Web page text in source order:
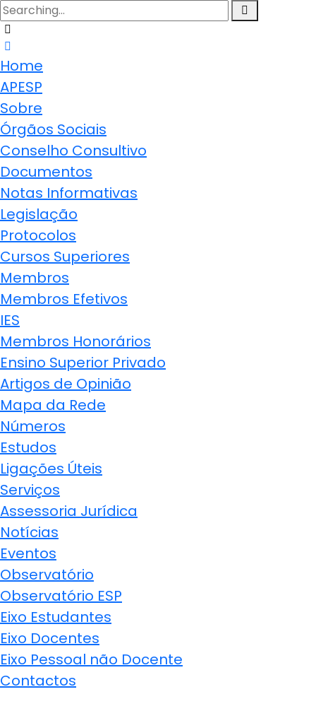
Home
APESP
Sobre
Órgãos Sociais
Conselho Consultivo
Documentos
Notas Informativas
Legislação
Protocolos
Cursos Superiores
Membros
Membros Efetivos
IES
Membros Honorários
Ensino Superior Privado
Artigos de Opinião
Mapa da Rede
Números
Estudos
Ligações Úteis
Serviços
Assessoria Jurídica
Notícias
Eventos
Observatório
Observatório ESP
Eixo Estudantes
Eixo Docentes
Eixo Pessoal não Docente
Contactos